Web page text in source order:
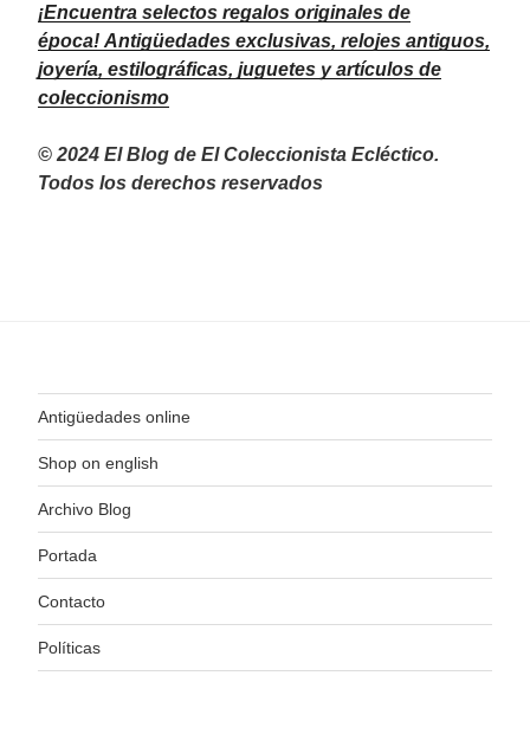
¡Encuentra selectos regalos originales de
época! Antigüedades exclusivas, relojes antiguos,
joyería, estilográficas, juguetes y artículos de
coleccionismo
© 2024 El Blog de El Coleccionista Ecléctico.
Todos los derechos reservados
Antigüedades online
Shop on english
Archivo Blog
Portada
Contacto
Políticas